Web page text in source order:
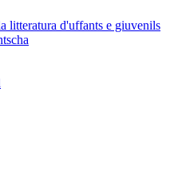
litteratura d'uffants e giuvenils